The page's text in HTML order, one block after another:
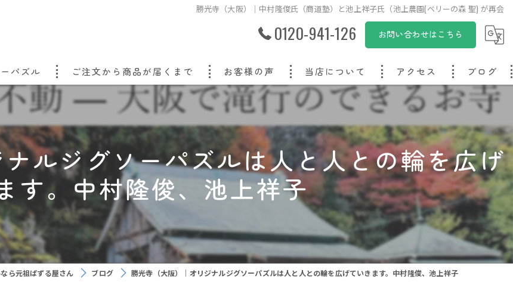
勝光寺（大阪）｜中村隆俊氏（商道塾）と池上祥子氏（池上農園(ベリーの森 聖) が再会
0120-941-126 お問い合わせはこちら
パズル ご注文から商品が届くまで お客様の声 当店について
オリジナル
オーダーメイド
写真
子ども
プレゼント
アクセス ブログ
ルジグソーパズルは人と人との輪を広げ
す。中村隆俊、池上祥子
ら元祖ぱずる屋さん ブログ 勝光寺（大阪）｜オリジナルジグソーパズルは人と人との輪を広げていきます。中村隆俊、池上祥子